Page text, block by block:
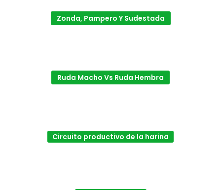
Zonda, Pampero Y Sudestada
Ruda Macho Vs Ruda Hembra
Circuito productivo de la harina